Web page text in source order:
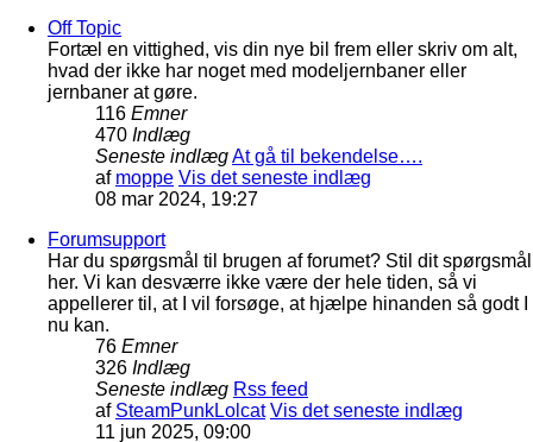
Off Topic
Fortæl en vittighed, vis din nye bil frem eller skriv om alt,
hvad der ikke har noget med modeljernbaner eller
jernbaner at gøre.
116 Emner
470 Indlæg
Seneste indlægAt gå til bekendelse….
af moppe Vis det seneste indlæg
08 mar 2024, 19:27
Forumsupport
Har du spørgsmål til brugen af forumet? Stil dit spørgsmål
her. Vi kan desværre ikke være der hele tiden, så vi
appellerer til, at I vil forsøge, at hjælpe hinanden så godt I
nu kan.
76 Emner
326 Indlæg
Seneste indlæg Rss feed
af SteamPunkLolcat Vis det seneste indlæg
11 jun 2025, 09:00